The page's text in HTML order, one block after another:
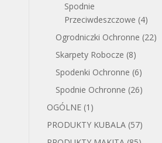
Spodnie
Przeciwdeszczowe (4)
Ogrodniczki Ochronne (22)
Skarpety Robocze (8)
Spodenki Ochronne (6)
Spodnie Ochronne (26)
OGÓLNE (1)
PRODUKTY KUBALA (57)